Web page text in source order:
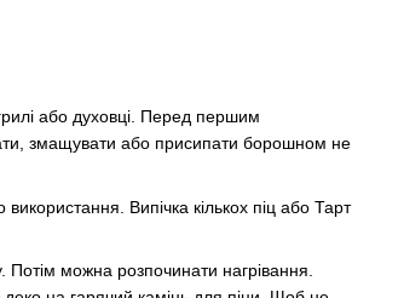
або духовці. Перед першим
змащувати або присипати борошном не
Випічка кількох піц або Тарт
Потім можна розпочинати нагрівання.